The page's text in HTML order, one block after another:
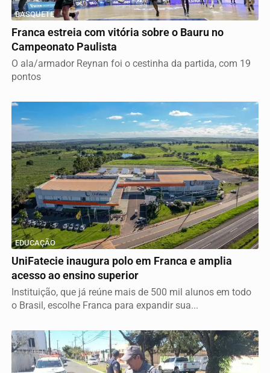
BASQUETE
Franca estreia com vitória sobre o Bauru no
Campeonato Paulista
O ala/armador Reynan foi o cestinha da partida, com 19
pontos
EDUCAÇÃO
UniFatecie inaugura polo em Franca e amplia
acesso ao ensino superior
Instituição, que já reúne mais de 500 mil alunos em todo
o Brasil, escolhe Franca para expandir sua...